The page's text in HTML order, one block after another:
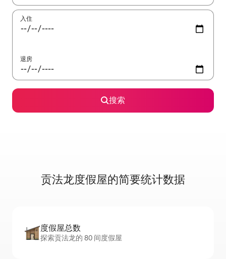
入住
退房
搜索
贡法龙度假屋的简要统计数据
度假屋总数
探索贡法龙的 80 间度假屋